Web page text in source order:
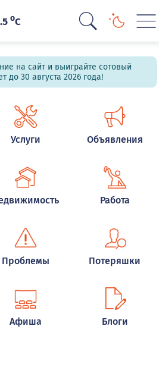
oC
на сайт и выиграйте сотовый
до 30 августа 2026 года!
Услуги Объявления
Работа
Проблемы Потеряшки
Афиша Блоги